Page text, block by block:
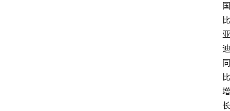
国
比
亚
迪
同
比
增
长